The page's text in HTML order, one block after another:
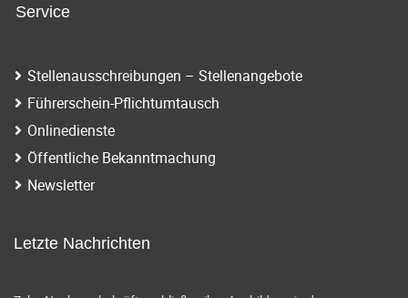
Service
Stellenausschreibungen – Stellenangebote
Führerschein-Pflichtumtausch
Onlinedienste
Öffentliche Bekanntmachung
Newsletter
Letzte Nachrichten